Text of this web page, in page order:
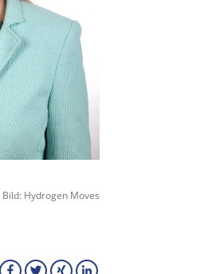
Bild: Hydrogen Moves